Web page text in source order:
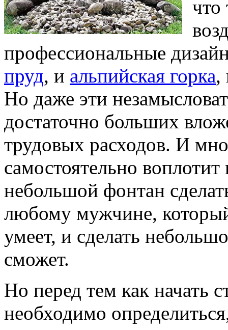
что
профессиональные
пруд, и альпийская горка,
Но даже эти
достаточно больших
трудовых расходов. И
самостоятельно
небольшой фонтан
любому мужчине,
умеет, и сделать
сможет.
Но перед тем как начать
необходимо